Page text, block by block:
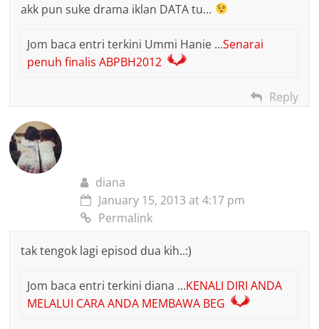
akk pun suke drama iklan DATA tu…
Jom baca entri terkini Ummi Hanie …Senarai
penuh finalis ABPBH2012
Reply
diana
January 15, 2013 at 4:17 pm
Permalink
tak tengok lagi episod dua kih..:)
Jom baca entri terkini diana …KENALI DIRI ANDA
MELALUI CARA ANDA MEMBAWA BEG